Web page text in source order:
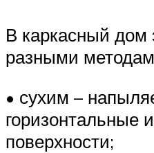
В каркасный дом
разными
• сухим –
горизонтальные
поверхности;